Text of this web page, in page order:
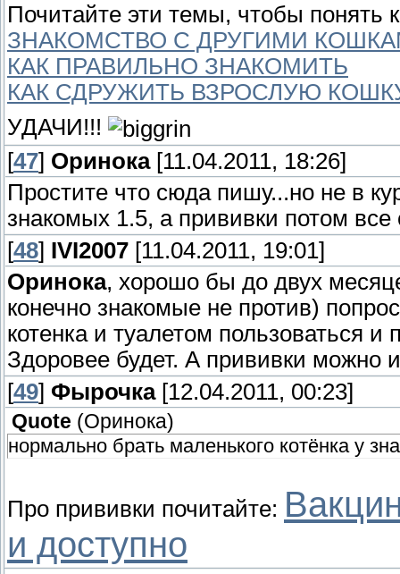
Почитайте эти темы, чтобы понять
ЗНАКОМСТВО С ДРУГИМИ
КАК ПРАВИЛЬНО ЗНАКОМИТЬ
КАК СДРУЖИТЬ ВЗРОСЛУЮ
УДАЧИ!!!
[47] Оринока[11.04.2011, 18:26]
Простите что сюда пишу...но не в
знакомых 1.5, а прививки потом
[48] IVI2007 [11.04.2011, 19:01]
Оринока, хорошо бы до двух
конечно знакомые не против)
котенка и туалетом пользоваться
Здоровее будет. А прививки можно
[49] Фырочка[12.04.2011, 00:23]
Quote (Оринока)
нормально брать маленького котёнка у
Про прививки почитайте:
и доступно